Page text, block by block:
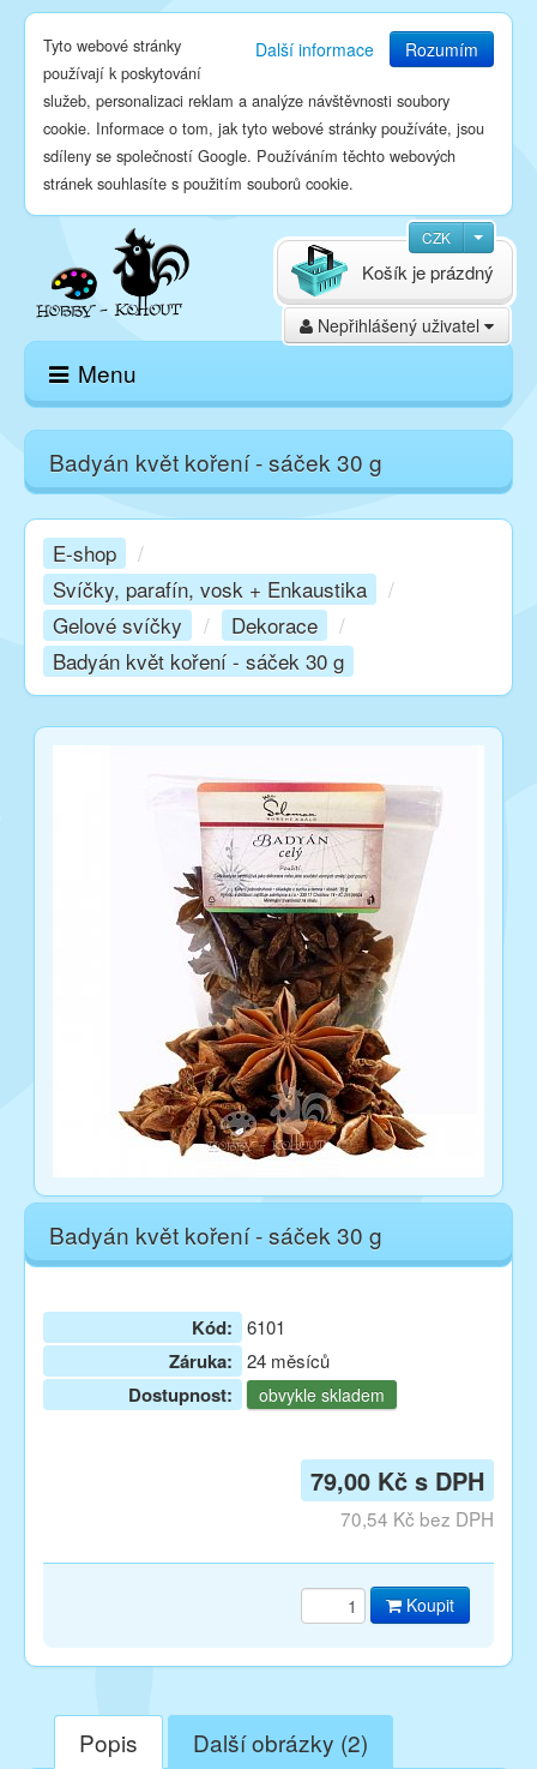
Další informace Rozumím
Tyto webové stránky
používají k poskytování
služeb, personalizaci reklam a analýze návštěvnosti soubory
cookie. Informace o tom, jak tyto webové stránky používáte, jsou
sdíleny se společností Google. Používáním těchto webových
stránek souhlasíte s použitím souborů cookie.
CZK
Nepřihlášený uživatel
Košík je prázdný
Menu
Domů
E-shop
Kurzy
Techniky
Facebook
Badyán květ koření - sáček 30 g
E-shop
/
Svíčky, parafín, vosk + Enkaustika
/
Gelové svíčky
/ Dekorace
/
Badyán květ koření - sáček 30 g
Badyán květ koření - sáček 30 g
Kód: 6101
Záruka: 24 měsíců
Dostupnost: obvykle skladem
79,00 Kč s DPH
70,54 Kč bez DPH
Koupit
Popis Další obrázky (2)